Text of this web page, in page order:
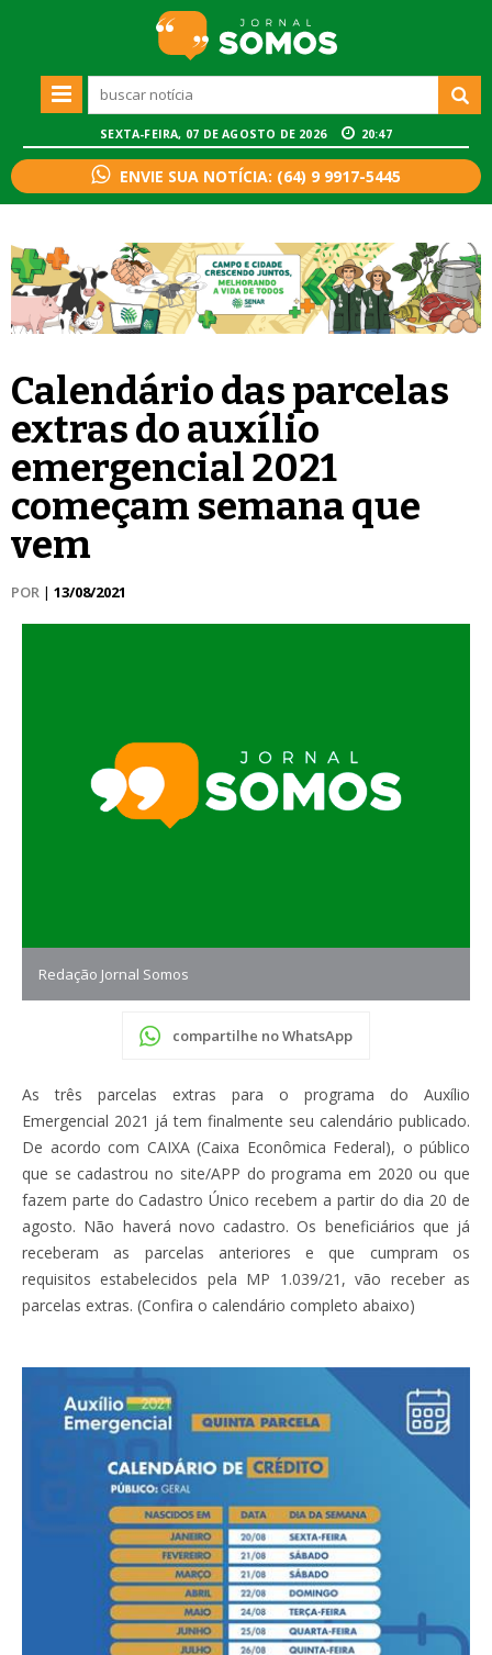
SEXTA-FEIRA, 07 DE AGOSTO DE 2026 20:47
ENVIE SUA NOTÍCIA: (64) 9 9917-5445
Calendário das parcelas
extras do auxílio
emergencial 2021
começam semana que
vem
POR | 13/08/2021
Redação Jornal Somos
compartilhe no WhatsApp
As três parcelas extras para o programa do Auxílio
Emergencial 2021 já tem finalmente seu calendário publicado.
De acordo com CAIXA (Caixa Econômica Federal), o público
que se cadastrou no site/APP do programa em 2020 ou que
fazem parte do Cadastro Único recebem a partir do dia 20 de
agosto. Não haverá novo cadastro. Os beneficiários que já
receberam as parcelas anteriores e que cumpram os
requisitos estabelecidos pela MP 1.039/21, vão receber as
parcelas extras. (Confira o calendário completo abaixo)